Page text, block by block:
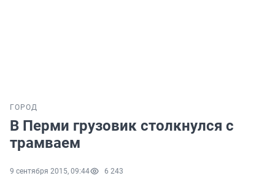
ГОРОД
В Перми грузовик столкнулся с
трамваем
9 сентября 2015, 09:44 6 243